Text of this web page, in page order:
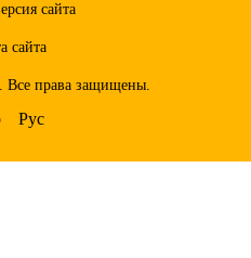
сайта
сайта
Все права защищены.
Рус